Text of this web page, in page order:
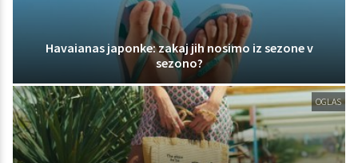
Havaianas japonke: zakaj jih nosimo iz sezone v
sezono?
OGLAS